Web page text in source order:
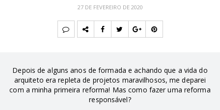
27 DE FEVEREIRO DE 2020
Depois de alguns anos de formada e achando que a vida do
arquiteto era repleta de projetos maravilhosos, me deparei
com a minha primeira reforma! Mas como fazer uma reforma
responsável?